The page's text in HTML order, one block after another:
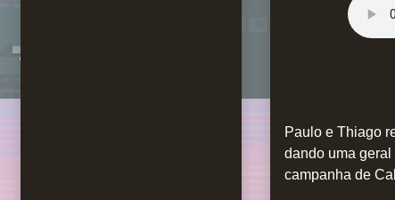
Paulo e Thiago
dando uma
campanha de